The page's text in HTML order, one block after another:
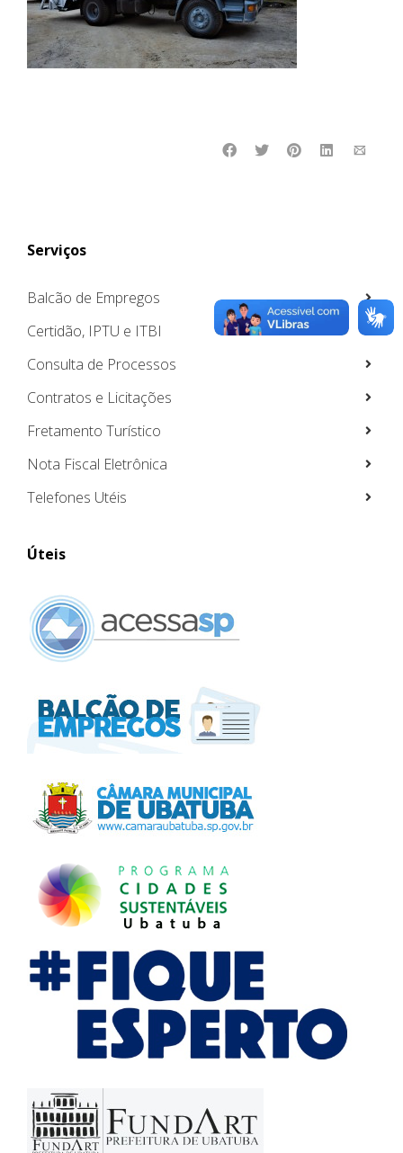
Serviços
Balcão de Empregos
Certidão, IPTU e ITBI
Consulta de Processos
Contratos e Licitações
Fretamento Turístico
Nota Fiscal Eletrônica
Telefones Utéis
Úteis